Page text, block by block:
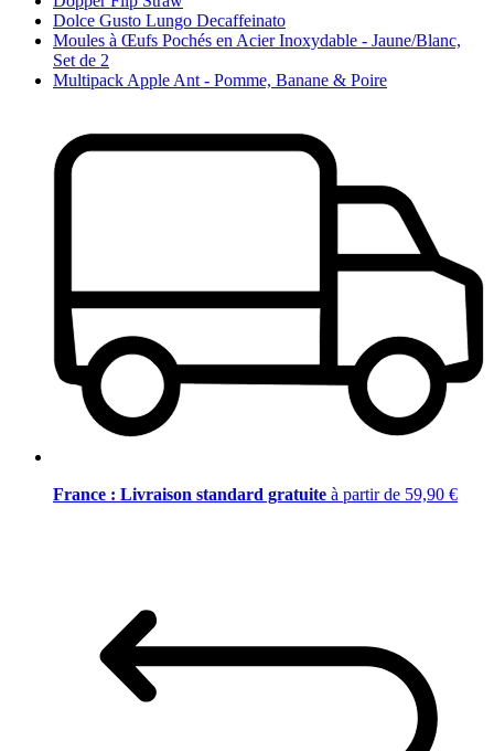
Dolce Gusto Lungo Decaffeinato
Moules à Œufs Pochés en Acier Inoxydable - Jaune/Blanc,
Set de 2
Multipack Apple Ant - Pomme, Banane & Poire
France : Livraison standard gratuite à partir de 59,90 €